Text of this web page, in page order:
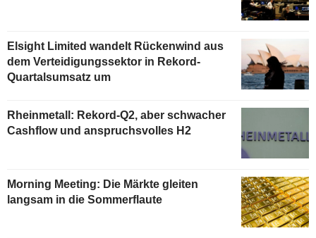
Elsight Limited wandelt Rückenwind aus
dem Verteidigungssektor in Rekord-
Quartalsumsatz um
Rheinmetall: Rekord-Q2, aber schwacher
Cashflow und anspruchsvolles H2
Morning Meeting: Die Märkte gleiten
langsam in die Sommerflaute